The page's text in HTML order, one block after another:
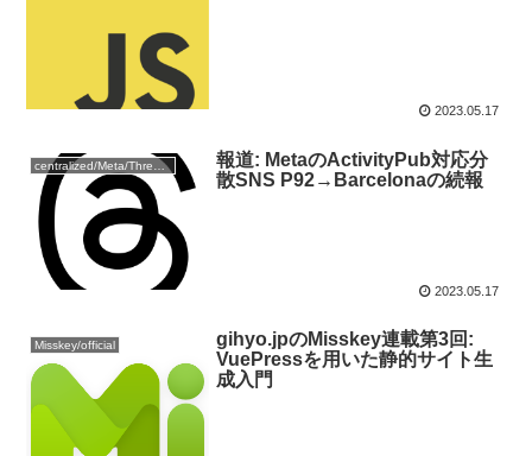
2023.05.17
centralized/Meta/Threads
報道: MetaのActivityPub対応分
散SNS P92→Barcelonaの続報
2023.05.17
Misskey/official
gihyo.jpのMisskey連載第3回:
VuePressを用いた静的サイト生
成入門